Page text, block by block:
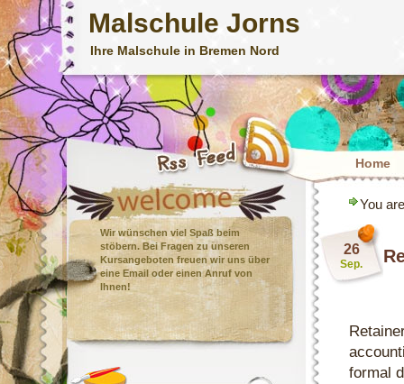
Malschule Jorns
Ihre Malschule in Bremen Nord
Home
Wir wünschen viel Spaß beim
stöbern. Bei Fragen zu unseren
Kursangeboten freuen wir uns über
eine Email oder einen Anruf von
Ihnen!
You
26
Sep.
formal